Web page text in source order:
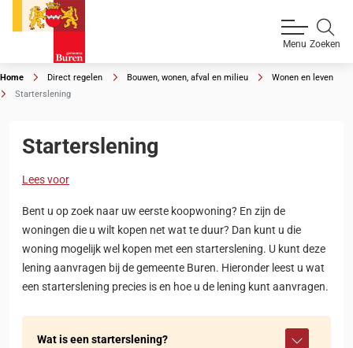
Menu Zoeken
Home Direct regelen Bouwen, wonen, afval en milieu
Wonen en leven
Starterslening
Starterslening
Lees voor
Bent u op zoek naar uw eerste koopwoning? En zijn de
woningen die u wilt kopen net wat te duur? Dan kunt u die
woning mogelijk wel kopen met een starterslening. U kunt deze
lening aanvragen bij de gemeente Buren. Hieronder leest u wat
een starterslening precies is en hoe u de lening kunt aanvragen.
Wat is een starterslening?